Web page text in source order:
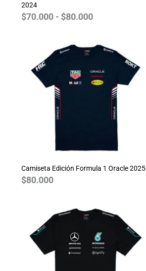
2024
$70.000 - $80.000$70.000
$80.000
Camiseta Edición Formula 1 Oracle 2025
$80.000